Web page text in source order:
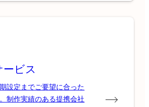
ービス
設定までご要望に合った
制作実績のある提携会社